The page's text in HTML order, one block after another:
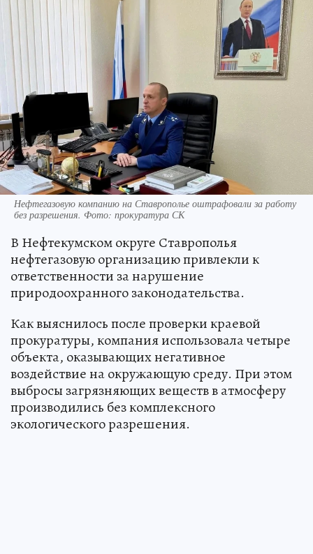
Нефтегазовую компанию на Ставрополье оштрафовали за работу
без разрешения. Фото: прокуратура СК
В Нефтекумском округе Ставрополья
нефтегазовую организацию привлекли к
ответственности за нарушение
природоохранного законодательства.
Как выяснилось после проверки краевой
прокуратуры, компания использовала четыре
объекта, оказывающих негативное
воздействие на окружающую среду. При этом
выбросы загрязняющих веществ в атмосферу
производились без комплексного
экологического разрешения.